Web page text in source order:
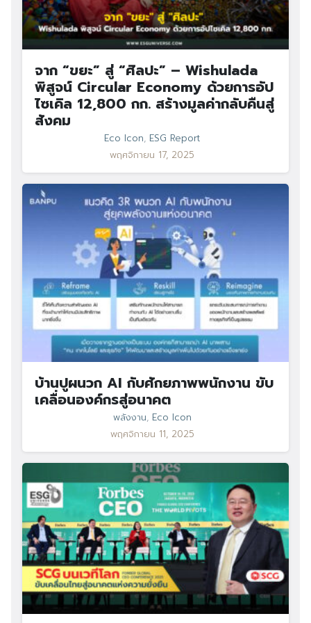
จาก “ขยะ” สู่ “ศิลปะ” – Wishulada
พิสูจน์ Circular Economy ด้วยการอัป
ไซเคิล 12,800 กก. สร้างมูลค่ากลับคืนสู่
สังคม
Eco Icon, ESG Report
พฤศจิกายน 17, 2025
บ้านปูผนวก AI กับศักยภาพพนักงาน ขับ
เคลื่อนองค์กรสู่อนาคต
พลังงาน, Eco Icon
พฤศจิกายน 11, 2025